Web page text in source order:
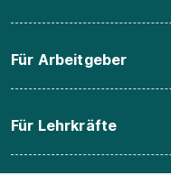
Für Arbeitgeber
Für Lehrkräfte